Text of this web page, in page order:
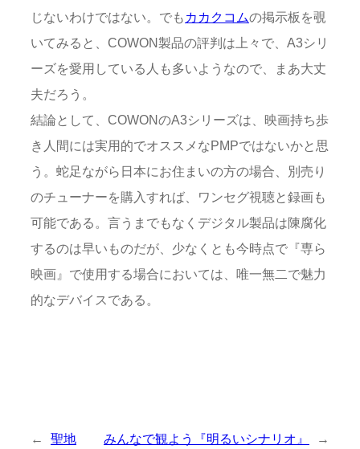
じないわけではない。でも カカクコムの掲示板を覗
いてみると、COWON製品の評判は上々で、A3シリ
ーズを愛用している人も多いようなので、まあ大丈
夫だろう。
結論として、COWONのA3シリーズは、映画持ち歩
き人間には実用的でオススメなPMPではないかと思
う。蛇足ながら日本にお住まいの方の場合、別売り
のチューナーを購入すれば、ワンセグ視聴と録画も
可能である。言うまでもなくデジタル製品は陳腐化
するのは早いものだが、少なくとも今時点で『専ら
映画』で使用する場合においては、唯一無二で魅力
的なデバイスである。
← 聖地 みんなで観よう『明るいシナリオ』 →